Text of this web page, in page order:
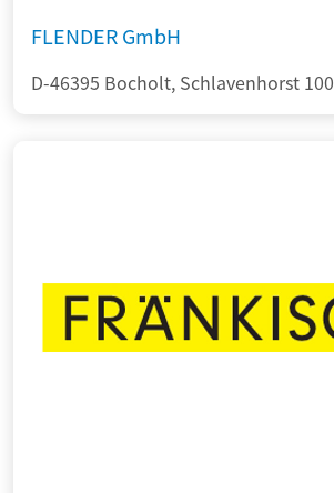
FLENDER GmbH
D-46395 Bocholt, Schlavenhorst 100